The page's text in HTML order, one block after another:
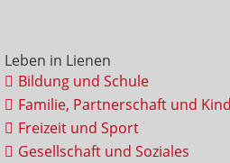
Leben in Lienen
Bildung und Schule
Familie, Partnerschaft und
Freizeit und Sport
Gesellschaft und Soziales